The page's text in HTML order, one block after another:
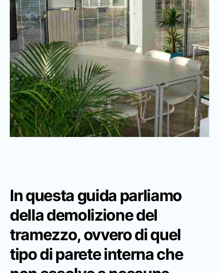
In questa guida parliamo
della demolizione del
tramezzo, ovvero di quel
tipo di parete interna che